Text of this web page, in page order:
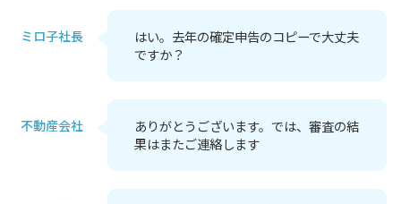
ミロ子社長
はい。去年の確定申告のコピーで大丈夫
ですか？
不動産会社
ありがとうございます。では、審査の結
果はまたご連絡します